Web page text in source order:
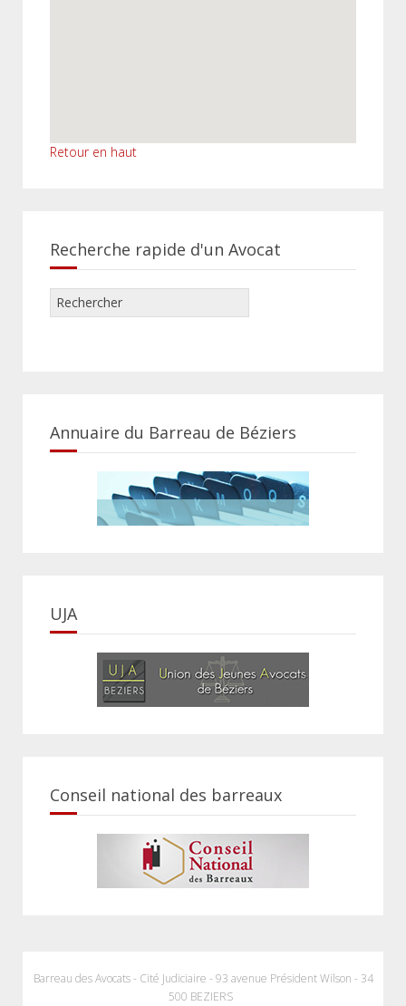
Retour en haut
Recherche rapide d'un Avocat
Annuaire du Barreau de Béziers
UJA
Conseil national des barreaux
Barreau des Avocats - Cité Judiciaire - 93 avenue Président Wilson - 34
500 BEZIERS